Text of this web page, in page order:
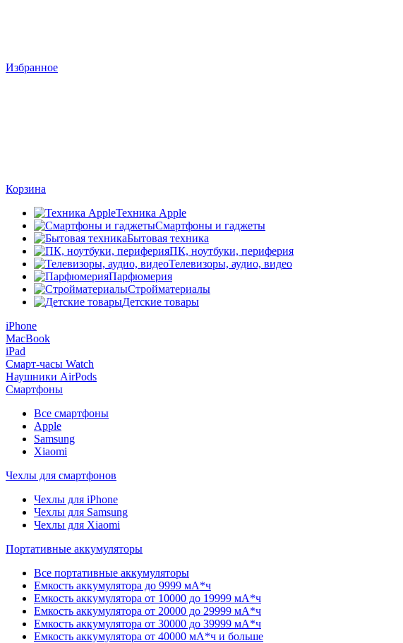
Избранное
Корзина
Техника Apple
Смартфоны и гаджеты
Бытовая техника
ПК, ноутбуки, периферия
Телевизоры, аудио, видео
Парфюмерия
Стройматериалы
Детские товары
iPhone
MacBook
iPad
Смарт-часы Watch
Наушники AirPods
Смартфоны
Все смартфоны
Apple
Samsung
Xiaomi
Чехлы для смартфонов
Чехлы для iPhone
Чехлы для Samsung
Чехлы для Xiaomi
Портативные аккумуляторы
Все портативные аккумуляторы
Емкость аккумулятора до 9999 мА*ч
Емкость аккумулятора от 10000 до 19999 мА*ч
Емкость аккумулятора от 20000 до 29999 мА*ч
Емкость аккумулятора от 30000 до 39999 мА*ч
Емкость аккумулятора от 40000 мА*ч и больше